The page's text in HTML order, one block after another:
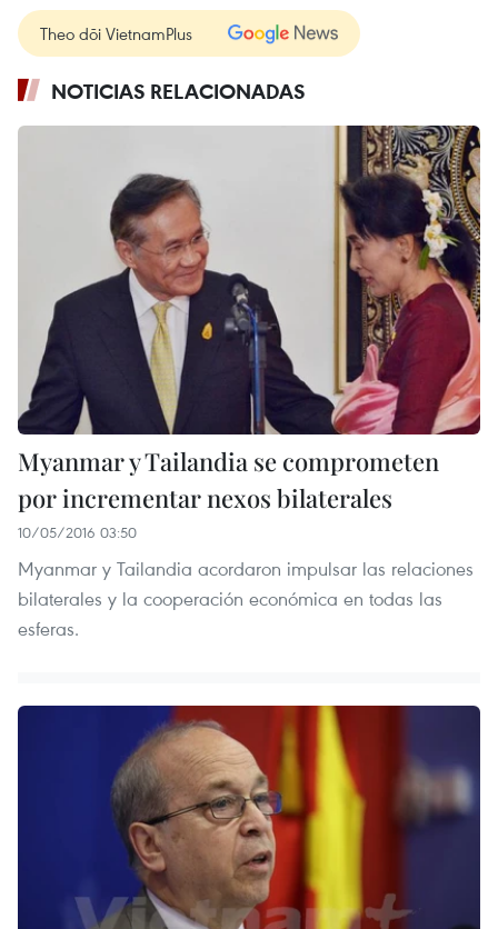
Theo dõi VietnamPlus
NOTICIAS RELACIONADAS
Myanmar y Tailandia se comprometen
por incrementar nexos bilaterales
10/05/2016 03:50
Myanmar y Tailandia acordaron impulsar las relaciones
bilaterales y la cooperación económica en todas las
esferas.